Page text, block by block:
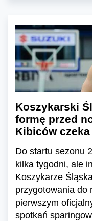
Koszykarski
formę przed
Kibiców
Do startu sezonu
kilka tygodni, ale
Koszykarze
przygotowania do
pierwszym
spotkań